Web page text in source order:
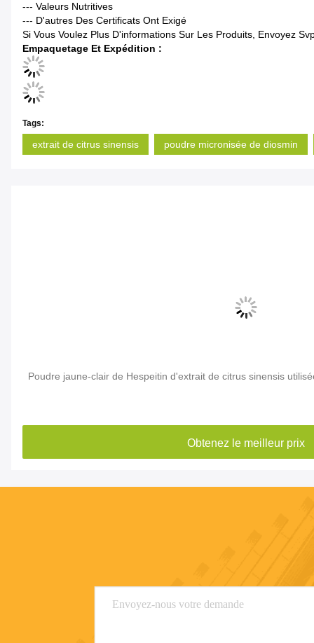
--- Valeurs Nutritives
--- D'autres Des Certificats Ont Exigé
Si Vous Voulez Plus D'informations Sur Les Produits, Envoyez
Empaquetage Et Expédition :
Tags:
extrait de citrus sinensis poudre micronisée de diosmin
Poudre jaune-clair de Hespeitin d'extrait de citrus sinensis
Obtenez le meilleur prix